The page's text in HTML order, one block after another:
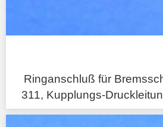
Ringanschluß für
311, Kupplungs-